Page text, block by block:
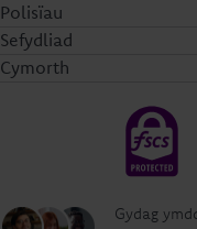
Polisïau
Sefydliad
Cymorth
Gydag